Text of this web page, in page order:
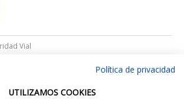
Vial
Red De Carreteras,
Política de privacidad
UTILIZAMOS COOKIES